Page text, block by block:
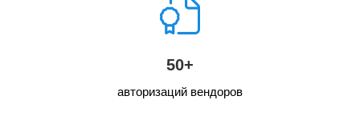
50+
авторизаций вендоров